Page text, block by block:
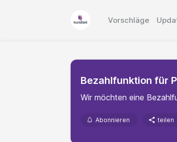
Vorschläge
Bezahlfunktion für
Wir möchten eine
Abonnieren teilen